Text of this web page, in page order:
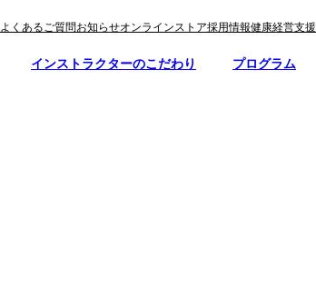
よくあるご質問お知らせオンラインストア採用情報健康経営支援
インストラクターのこだわり プログラム